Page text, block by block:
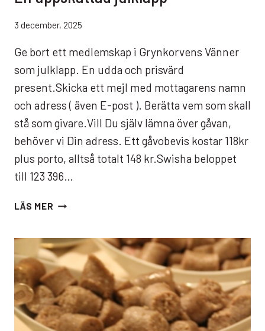
3 december, 2025
Ge bort ett medlemskap i Grynkorvens Vänner
som julklapp. En udda och prisvärd
present.Skicka ett mejl med mottagarens namn
och adress ( även E-post ). Berätta vem som skall
stå som givare.Vill Du själv lämna över gåvan,
behöver vi Din adress. Ett gåvobevis kostar 118kr
plus porto, alltså totalt 148 kr.Swisha beloppet
till 123 396…
LÄS MER EN